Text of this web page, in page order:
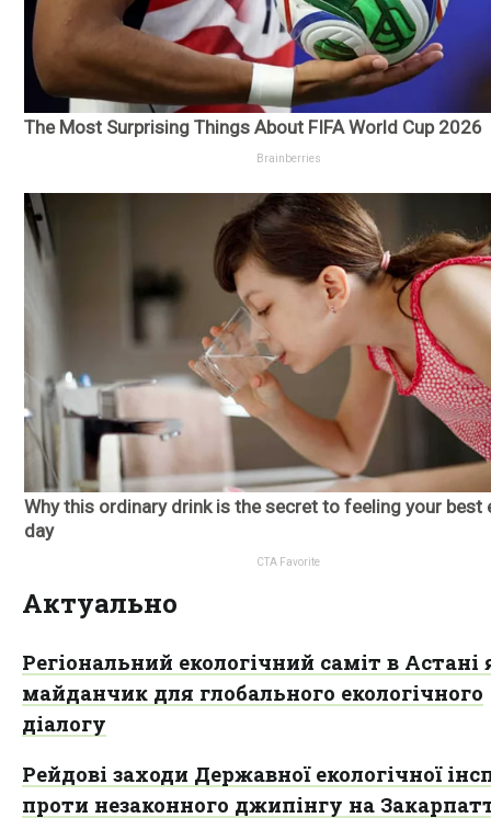
Актуально
Регіональний екологічний саміт в Астані
майданчик для глобального екологічного
діалогу
Рейдові заходи Державної екологічної
проти незаконного джипінгу на